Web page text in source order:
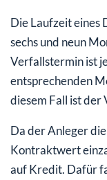
Die Laufzeit eines
sechs und neun
Verfallstermin ist
entsprechenden
diesem Fall ist der
Da der Anleger die
Kontraktwert
auf Kredit. Dafür